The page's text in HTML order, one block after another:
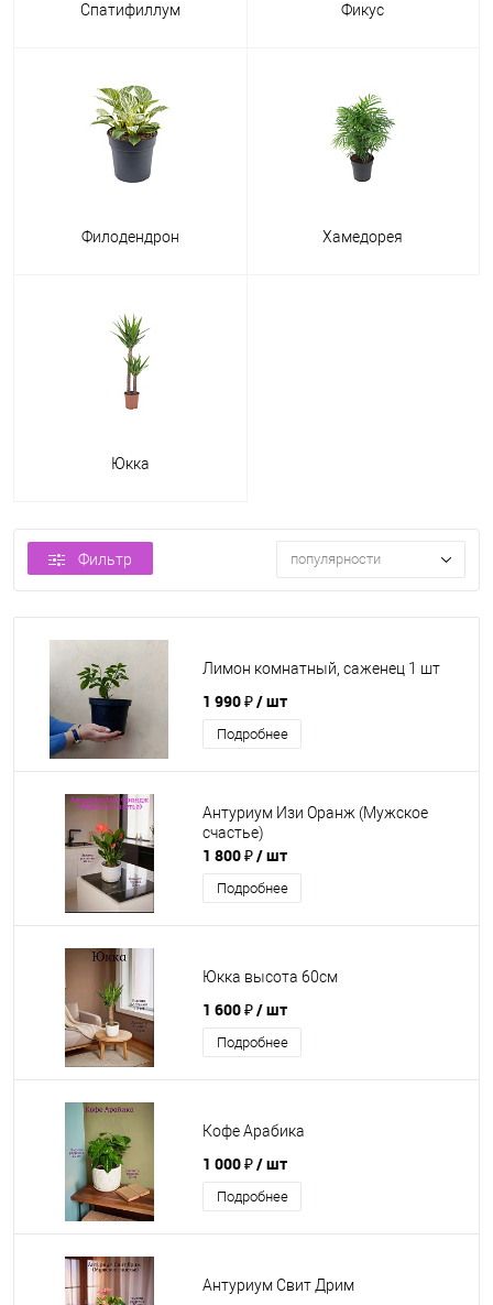
Спатифиллум Фикус
Филодендрон Хамедорея
Юкка
Фильтр популярности
Лимон комнатный, саженец 1 шт
1 990 ₽/ шт
Подробнее
Антуриум Изи Оранж (Мужское
счастье)
1 800 ₽/ шт
Подробнее
Юкка высота 60см
1 600 ₽/ шт
Подробнее
Кофе Арабика
1 000 ₽/ шт
Подробнее
Антуриум Свит Дрим